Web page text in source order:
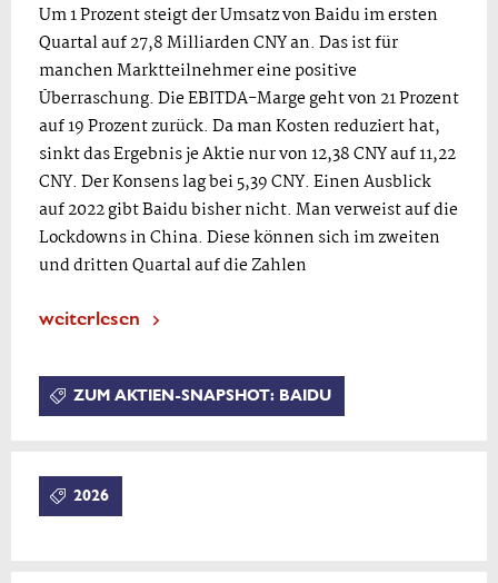
Um 1 Prozent steigt der Umsatz von Baidu im ersten
Quartal auf 27,8 Milliarden CNY an. Das ist für
manchen Marktteilnehmer eine positive
Überraschung. Die EBITDA-Marge geht von 21 Prozent
auf 19 Prozent zurück. Da man Kosten reduziert hat,
sinkt das Ergebnis je Aktie nur von 12,38 CNY auf 11,22
CNY. Der Konsens lag bei 5,39 CNY. Einen Ausblick
auf 2022 gibt Baidu bisher nicht. Man verweist auf die
Lockdowns in China. Diese können sich im zweiten
und dritten Quartal auf die Zahlen
weiterlesen
ZUM AKTIEN-SNAPSHOT: BAIDU
2026